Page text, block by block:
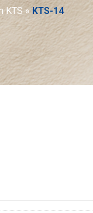
KTS »KTS-14